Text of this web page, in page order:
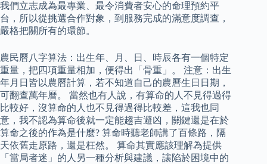
我們立志成為最專業、最令消費者安心的命理預約平
台，所以從挑選合作對象，到服務完成的滿意度調查，
嚴格把關所有的環節。
農民曆八字算法：出生年、月、日、時辰各有一個特定
重量，把四項重量相加，便得出「骨重」。 注意：出生
年月日皆以農曆計算，若不知道自己的農曆生日日期，
可翻查萬年曆。 當然也有人說，有算命的人不見得過得
比較好，沒算命的人也不見得過得比較差，這我也同
意，我不認為算命後就一定能趨吉避凶，關鍵還是在於
算命之後的作為是什麼? 算命時聽老師講了百條路，隔
天依舊走原路，還是枉然。 算命其實應該理解為提供
「當局者迷」的人另一種分析與建議，讓陷於困境中的